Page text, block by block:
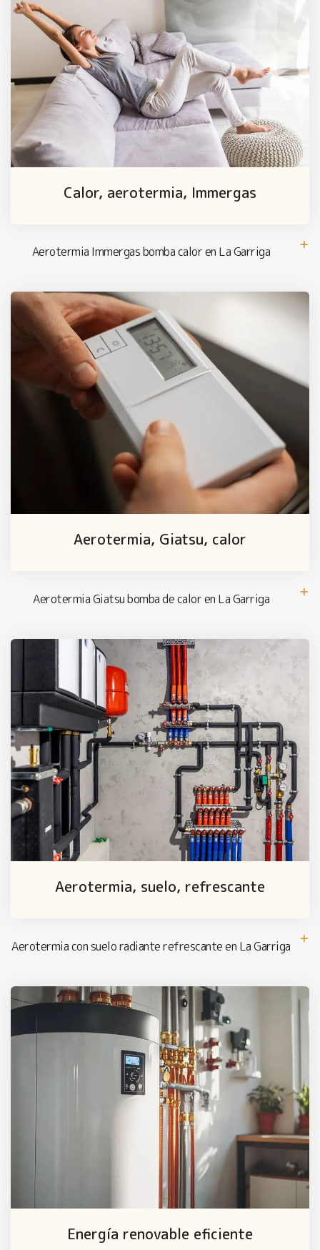
Calor, aerotermia, Immergas
Aerotermia Immergas bomba calor en La Garriga
Aerotermia, Giatsu, calor
Aerotermia Giatsu bomba de calor en La Garriga
Aerotermia, suelo, refrescante
Aerotermia con suelo radiante refrescante en La Garriga
Energía renovable eficiente